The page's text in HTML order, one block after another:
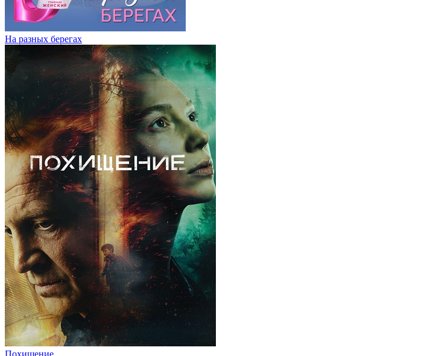
На разных берегах
Похищение